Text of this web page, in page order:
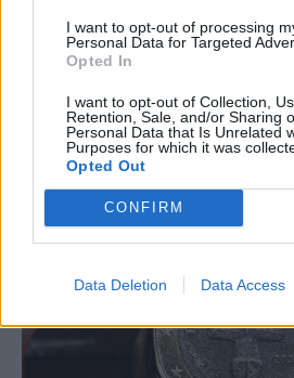
I want to opt-out of processing
Personal Data for Targeted
Opted In
I want to opt-out of Collection,
Retention, Sale, and/or Sharing
Personal Data that Is Unrelated
Purposes for which it was
Opted Out
CONFIRM
Data Deletion Data Access
μεγάλη διαφορά σε σχέση με
η ανάπτυξη επιτυγχάνεται
και χωρίς αλόγιστη
δηλαδή τα λάθη που